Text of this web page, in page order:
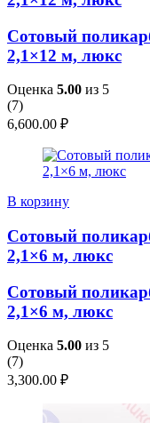
Сотовый
2,1×12 м, люкс
Оценка 5.00 из 5
(7)
6,600.00 ₽
В корзину
Сотовый
2,1×6 м, люкс
Сотовый
2,1×6 м, люкс
Оценка 5.00 из 5
(7)
3,300.00 ₽